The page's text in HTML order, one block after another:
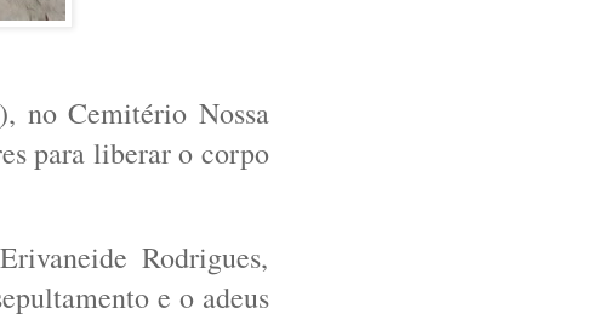
no Cemitério Nossa
para liberar o corpo
Rodrigues,
e o adeus